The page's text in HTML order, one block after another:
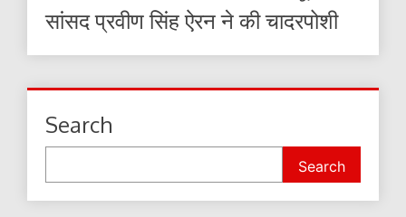
सांसद प्रवीण सिंह ऐरन ने की चादरपोशी
Search
Search